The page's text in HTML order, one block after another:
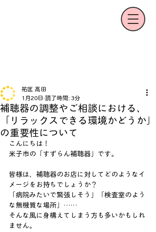
補聴器の調整やご相談における、
「リラックスできる環境かどうか」
の重要性について
祐匡 高田
1月20日 読了時間: 3分
こんにちは！
米子市の「すずらん補聴器」です。
皆様は、補聴器のお店に対してどのようなイ
メージをお持ちでしょうか？
「病院みたいで緊張しそう」「検査室のよう
な無機質な場所」……
そんな風に身構えてしまう方も多いかもしれ
ません。